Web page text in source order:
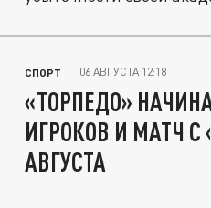
СПОРТ 06 АВГУСТА 12:18
«ТОРПЕДО»
ИГРОКОВ И МАТЧ С
АВГУСТА